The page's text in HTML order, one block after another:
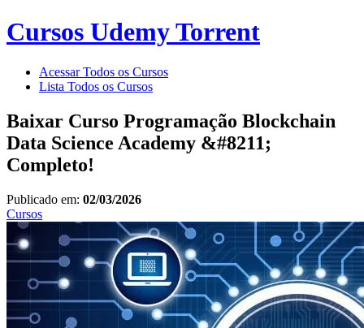
Cursos Udemy Torrent
Acessar Todos os Cursos
Lista Todos os Cursos
Baixar Curso Programação Blockchain
Data Science Academy &#8211;
Completo!
Publicado em: 02/03/2026
Cursos